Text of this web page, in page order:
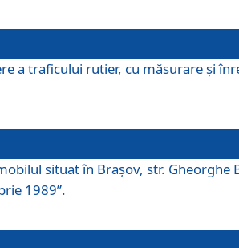
a traficului rutier, cu măsurare și
situat în Braşov, str.
1989”.